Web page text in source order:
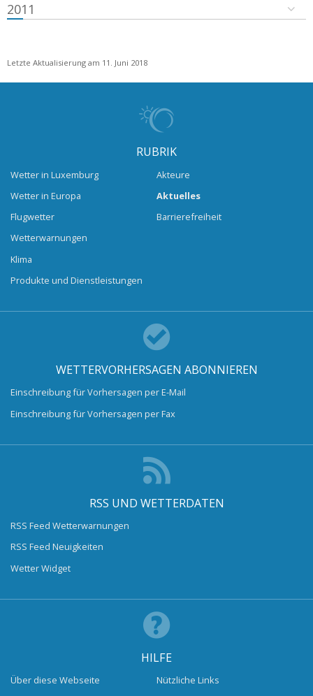
2011
Letzte Aktualisierung am 11. Juni 2018
RUBRIK
Wetter in Luxemburg
Wetter in Europa
Flugwetter
Wetterwarnungen
Klima
Produkte und Dienstleistungen
Akteure
Aktuelles
Barrierefreiheit
WETTERVORHERSAGEN ABONNIEREN
Einschreibung für Vorhersagen per E-Mail
Einschreibung für Vorhersagen per Fax
RSS UND WETTERDATEN
RSS Feed Wetterwarnungen
RSS Feed Neuigkeiten
Wetter Widget
HILFE
Über diese Webseite
Nützliche Links